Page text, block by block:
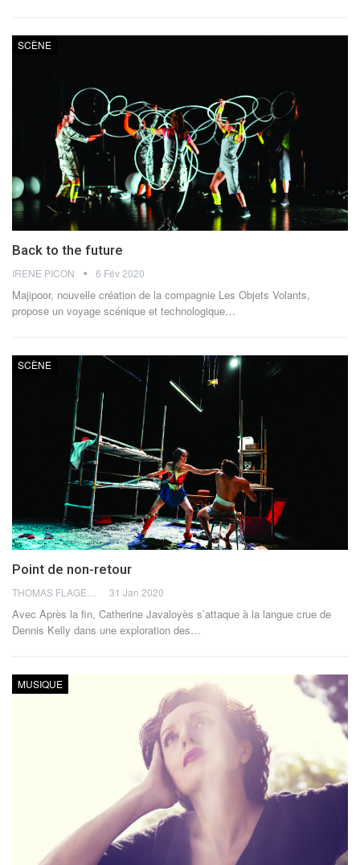
SCÈNE
Back to the future
IRENE PICON 6 Fév 2020
Majipoor, nouvelle création de la compagnie Les Objets Volants,
propose un voyage scénique et technologique…
SCÈNE
Point de non-retour
31 Jan 2020
Avec Après la fin, Catherine Javaloyès s’attaque à la langue crue de
Dennis Kelly dans une exploration des…
MUSIQUE